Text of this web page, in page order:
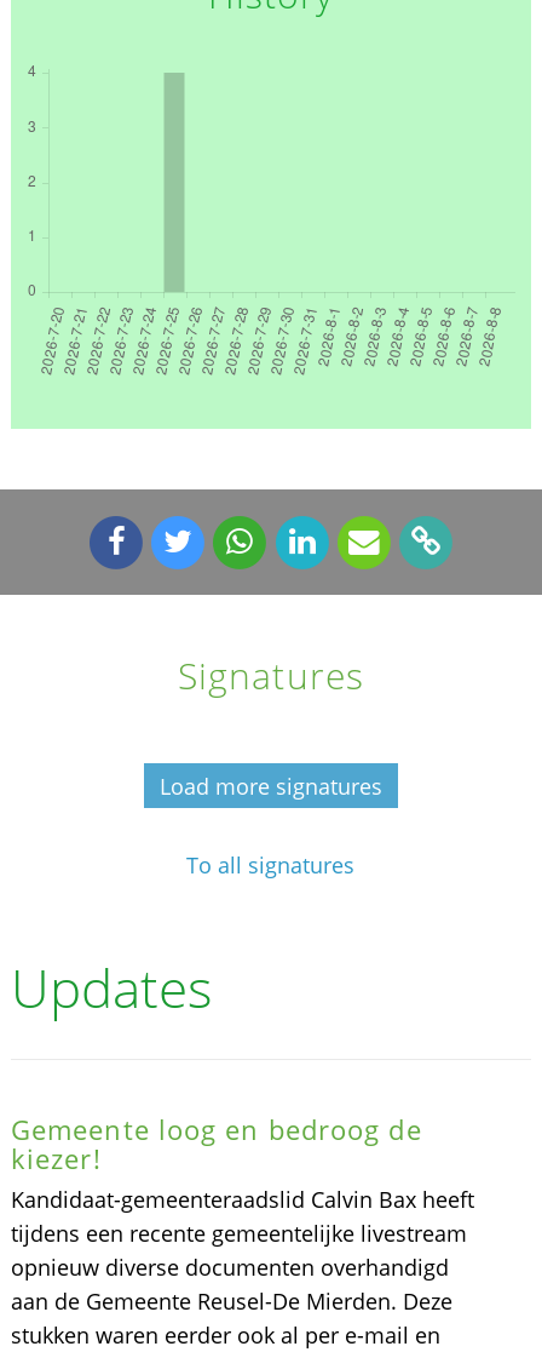
Signatures
Load more signatures
To all signatures
Updates
Gemeente loog en bedroog de
kiezer!
Kandidaat-gemeenteraadslid Calvin Bax heeft
tijdens een recente gemeentelijke livestream
opnieuw diverse documenten overhandigd
aan de Gemeente Reusel-De Mierden. Deze
stukken waren eerder ook al per e-mail en